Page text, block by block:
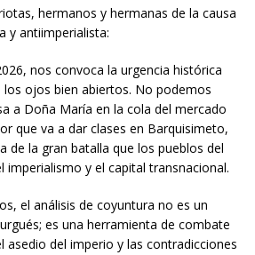
hermanos y hermanas de la causa
y antiimperialista:
nos convoca la urgencia histórica
los ojos bien abiertos. No podemos
a Doña María en la cola del mercado
que va a dar clases en Barquisimeto,
de la gran batalla que los pueblos del
imperialismo y el capital transnacional.
el análisis de coyuntura no es un
es una herramienta de combate
asedio del imperio y las contradicciones